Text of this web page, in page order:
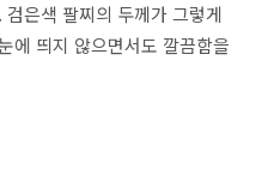
은색 팔찌의 두께가 그렇게
에 띄지 않으면서도 깔끔함을